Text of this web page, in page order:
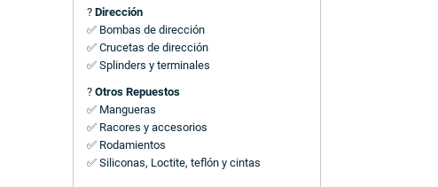
? Dirección
✅ Bombas de dirección
✅ Crucetas de dirección
✅ Splinders y terminales
? Otros Repuestos
✅ Mangueras
✅ Racores y accesorios
✅ Rodamientos
✅ Siliconas, Loctite, teflón y cintas